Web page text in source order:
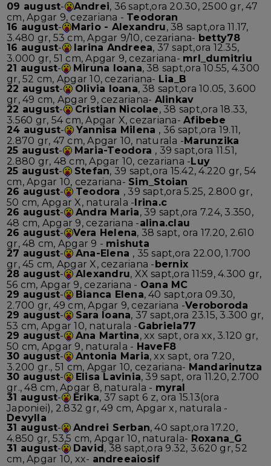
09 august- Andrei, 36 sapt,ora 20.30, 2500 gr, 47
cm, Apgar 9, cezariana - Teodoran
16 august- Mario - Alexandru, 38 sapt,ora 11.17,
3.480 gr, 53 cm, Apgar 9/10, cezariana- betty78
16 august- Iarina Andreea, 37 sapt,ora 12.35,
3.000 gr, 51 cm, Apgar 9, cezariana- mrl_dumitriu
21 august- Miruna Ioana, 38 sapt,ora 10.55, 4.300
gr, 52 cm, Apgar 10, cezariana- Lia_B
22 august- Olivia Ioana, 38 sapt,ora 10.05, 3.600
gr, 49 cm, Apgar 9, cezariana- Alinkav
22 august- Cristian Nicolae, 38 sapt,ora 18.33,
3.560 gr, 54 cm, Apgar X, cezariana-Afibebe
24 august- Yannisa Milena , 36 sapt,ora 19.11,
2.870 gr, 47 cm, Apgar 10, naturala -Marunzika
25 august- Maria-Teodora , 39 sapt,ora 11.51,
2.880 gr, 48 cm, Apgar 10, cezariana -Luy
25 august- Stefan, 39 sapt,ora 15.42, 4.220 gr, 54
cm, Apgar 10, cezariana- Sim_Stoian
26 august- Teodora , 39 sapt,ora 5.25, 2.800 gr,
50 cm, Apgar X, naturala -Irina.c
26 august- Andra Maria, 39 sapt,ora 7.24, 3.350,
48 cm, Apgar 9, cezariana -alina.clau
26 august- Vera Helena, 38 sapt, ora 17.20, 2.610
gr, 48 cm, Apgar 9 - mishuta
27 august- Ana-Elena , 35 sapt,ora 22.00, 1.700
gr, 45 cm, Apgar X, cezariana -bernix
28 august- Alexandru, XX sapt,ora 11:59, 4.300 gr,
56 cm, Apgar 9, cezariana - Oana MC
29 august- Bianca Elena, 40 sapt,ora 09.30,
2.700 gr, 49 cm, Apgar 9, cezariana -Veroboroda
29 august- Sara Ioana, 37 sapt,ora 23.15, 3.300 gr,
53 cm, Apgar 10, naturala -Gabriela77
29 august- Ana Martina, xx sapt, ora xx, 3.120 gr,
50 cm, Apgar 9, naturala - HaveF8
30 august- Antonia Maria, xx sapt, ora 7.20,
3.200 gr., 51 cm, Apgar 10, cezariana- Mandarinutza
30 august- Elisa Lavinia, 39 sapt, ora 11.20, 2.700
gr., 48 cm, Apgar 8, naturala - myral
31 august- Erika, 37 sapt 6 z, ora 15.13(ora
Japoniei), 2.832 gr, 49 cm, Apgar x, naturala -
Devylla
31 august- Andrei Serban, 40 sapt,ora 17.20,
4.850 gr, 53,5 cm, Apgar 10, naturala- Roxana_G
31 august- David, 38 sapt,ora 9.32, 3.620 gr, 52
cm, Apgar 10, xx- andreeaiosif